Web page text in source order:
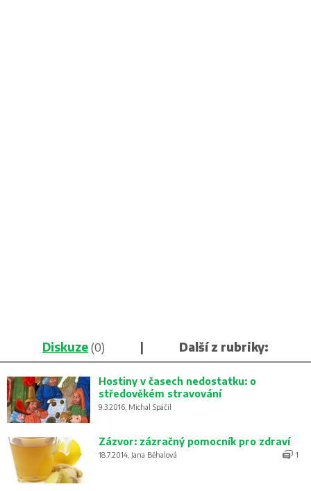
Diskuze(0) | Další z rubriky:
Hostiny v časech nedostatku: o
středověkém stravování
9.3.2016, Michal Spáčil
Zázvor: zázračný pomocník pro zdraví
18.7.2014, Jana Běhalová 1